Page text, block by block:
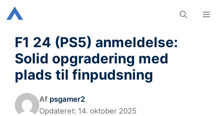
Hop
F1 24 (PS5) anmeldelse:
Solid opgradering med
plads til finpudsning
Af psgamer2
Opdateret: 14. oktober 2025